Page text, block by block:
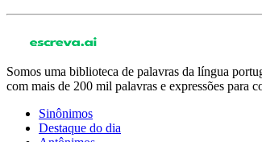
Somos uma biblioteca de palavras da língua
com mais de 200 mil palavras e expressões para
Sinônimos
Destaque do dia